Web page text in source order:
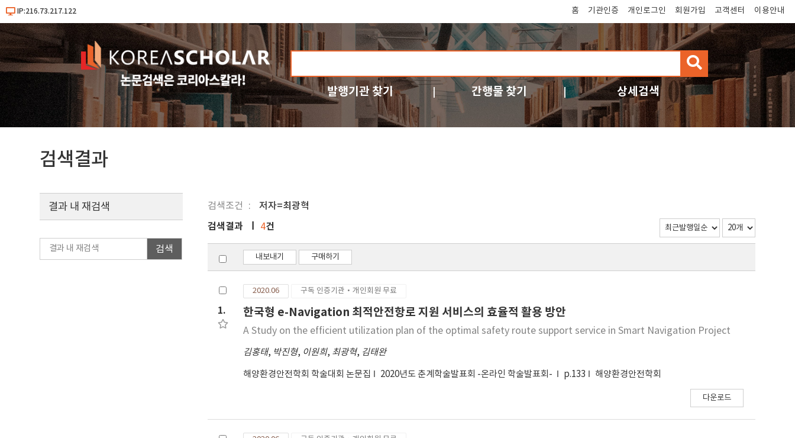
IP:216.73.217.122 홈 기관인증 개인로그인 회원가입 고객센터 이용안내
검
색
발행기관 찾기 간행물 찾기 상세검색
검색결과
검색조건 저자=최광혁
결과 내 재검색
검색
검색결과 4건
내보내기 구매하기
1.
2020.06 구독 인증기관·개인회원 무료
한국형 e-Navigation 최적안전항로 지원 서비스의 효율적 활용 방안
A Study on the efficient utilization plan of the optimal safety route support service in Smart Navigation Project
김홍태, 박진형, 이원희, 최광혁, 김태완
해양환경안전학회 학술대회 논문집 2020년도 춘계학술발표회 -온라인 학술발표회- p.133 해양환경안전학회
다운로드